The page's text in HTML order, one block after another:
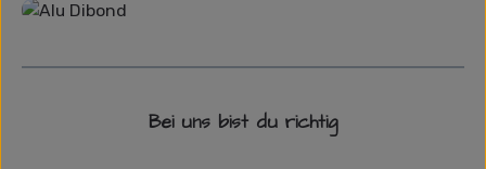
Bei uns bist du richtig